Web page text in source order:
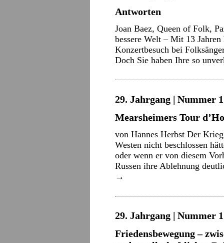
Antworten
Joan Baez, Queen of Folk,
bessere Welt – Mit 13
Konzertbesuch bei
Doch Sie haben Ihre so
29. Jahrgang | Nummer
Mearsheimers Tour
von Hannes Herbst Der
Westen nicht beschlossen
oder wenn er von diesem
Russen ihre Ablehnung
→
29. Jahrgang | Nummer
Friedensbewegung –